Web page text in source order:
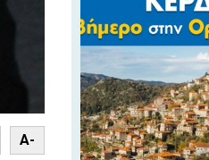
A-